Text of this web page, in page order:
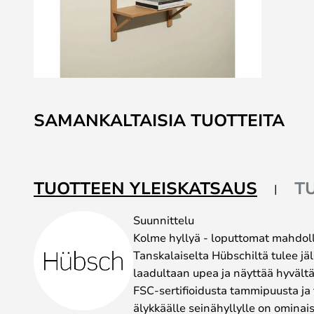
to
the
the
images
SAMANKALTAISIA TUOTTEITA
TUOTTEEN YLEISKATSAUS
Suunnittelu
Kolme hyllyä - loputtomat
Tanskalaiselta Hübschiltä tulee
laadultaan upea ja näyttää
FSC-sertifioidusta tammipuusta
älykkäälle seinähyllylle on